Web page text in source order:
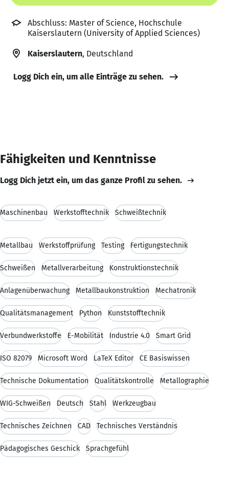
Abschluss: Master of Science, Hochschule
Kaiserslautern (University of Applied Sciences)
Kaiserslautern, Deutschland
Logg Dich ein, um alle Einträge zu sehen.
Fähigkeiten und Kenntnisse
Logg Dich jetzt ein, um das ganze Profil zu sehen.
Maschinenbau Werkstofftechnik Schweißtechnik
Metallbau Werkstoffprüfung Testing Fertigungstechnik
Schweißen Metallverarbeitung Konstruktionstechnik
Anlagenüberwachung Metallbaukonstruktion Mechatronik
Qualitätsmanagement Python Kunststofftechnik
Verbundwerkstoffe E-Mobilität Industrie 4.0 Smart Grid
ISO 82079 Microsoft Word LaTeX Editor CE Basiswissen
Technische Dokumentation Qualitätskontrolle Metallographie
WIG-Schweißen Deutsch Stahl Werkzeugbau
Technisches Zeichnen CAD Technisches Verständnis
Pädagogisches Geschick Sprachgefühl